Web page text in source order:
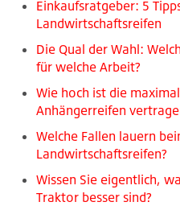
Einkaufsratgeber: 5
Landwirtschaftsreifen
Die Qual der Wahl:
für welche Arbeit?
Wie hoch ist die
Anhängerreifen
Welche Fallen lauern
Landwirtschaftsreifen?
Wissen Sie eigentlich,
Traktor besser sind?